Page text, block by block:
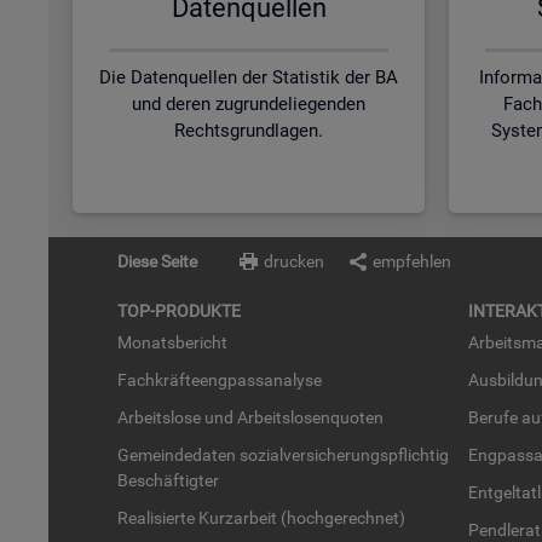
Da­ten­quel­len
Die Datenquellen der Statistik der BA
und deren zugrundeliegenden
Rechtsgrundlagen.
Diese Seite drucken empfehlen
TOP-PRO­DUK­TE
Mo­nats­be­richt
Fach­kräf­te­eng­pass­ana­ly­se
Ar­beits­lo­se und Ar­beits­lo­sen­quo­ten
Ge­mein­de­da­ten so­zi­al­ver­si­che­rungs­pflich­tig
Be­schäf­tig­ter
Rea­li­sier­te Kurz­ar­beit (hoch­ge­rech­net)
Be­ru­fe